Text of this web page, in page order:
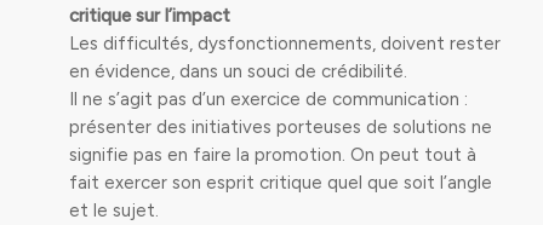
critique sur l’impact
Les difficultés, dysfonctionnements, doivent rester
en évidence, dans un souci de crédibilité.
Il ne s’agit pas d’un exercice de communication :
présenter des initiatives porteuses de solutions ne
signifie pas en faire la promotion. On peut tout à
fait exercer son esprit critique quel que soit l’angle
et le sujet.